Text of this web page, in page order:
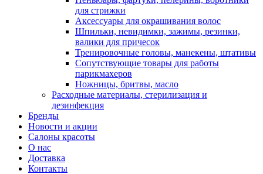
для стрижки
Аксессуары для окрашивания волос
Шпильки, невидимки, зажимы, резинки,
валики для причесок
Тренировочные головы, манекены, штативы
Сопутствующие товары для работы
парикмахеров
Ножницы, бритвы, масло
Расходные материалы, стерилизация и
дезинфекция
Бренды
Новости и акции
Салоны красоты
О нас
Доставка
Контакты